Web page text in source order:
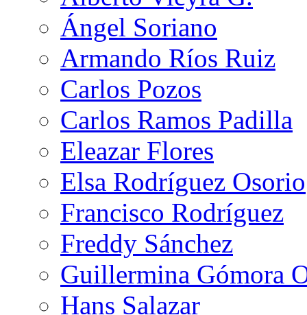
Ángel Soriano
Armando Ríos Ruiz
Carlos Pozos
Carlos Ramos Padilla
Eleazar Flores
Elsa Rodríguez Osorio
Francisco Rodríguez
Freddy Sánchez
Guillermina Gómora
Hans Salazar